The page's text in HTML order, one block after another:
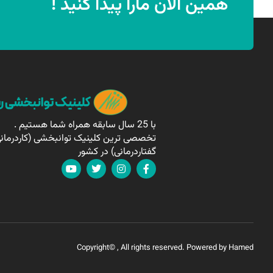
با 25 سال سابقه همراه شما هستیم .
تخصصی ترین کلینیک توانبخشی
گفتاردرمانی) در کشور
Copyright© , All rights reserved. Powered by Hamed